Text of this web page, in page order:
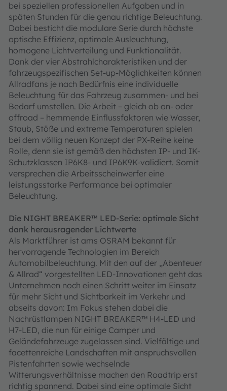
bei speziellen professionellen Aufgaben und in
späten Stunden für die genau richtige Beleuchtung.
Dabei besticht die modulare Serie durch höchste
optische Effizienz, optimale Ausleuchtung,
homogene Lichtverteilung und Funktionalität.
Dank der vier Abstrahlcharakteristiken und der
fahrzeugspezifischen Set-up-Möglichkeiten können
Allradfans je nach Bedürfnis eine individuelle
Beleuchtung für das Fahrzeug zusammen- und bei
Bedarf umstellen. Die Arbeit – gleich ob on- oder
offroad – hemmende Einflussfaktoren wie Wasser,
Staub, Stöße und extreme Temperaturen spielen
bei dem völlig neuen Konzept der PX-Reihe keine
Rolle, denn sie ist gemäß den höchsten IP- und IK-
Schutzklassen IP6K8- und IP6K9K-validiert. Somit
versprechen die Arbeitsscheinwerfer eine
leistungsstarke Performance bei optimaler
Beleuchtung.
Die NIGHT BREAKER™ LED-Serie: optimale Sicht
dank herausragender Lichtwerte
Als Marktführer ist ams OSRAM bekannt für
hervorragende Technologien im Bereich
Automobilbeleuchtung. Mit den auf der „Abenteuer
& Allrad“ vorgestellten LED-Innovationen geht das
Unternehmen noch einen Schritt weiter im Einsatz
für mehr Sicht und Sichtbarkeit im Verkehr und
abseits davon: Im Fokus stehen dabei die
Nachrüstlampen NIGHT BREAKER™ H4-LED und
H7-LED, die nun für einige Camper und
Geländefahrzeuge zugelassen sind. Vielfältige und
facettenreiche Landschaften mit anspruchsvollen
Pistenfahrten sowie wechselnde
Witterungsverhältnisse machen den Roadtrip erst
richtig spannend. Dabei sind eine optimale Sicht